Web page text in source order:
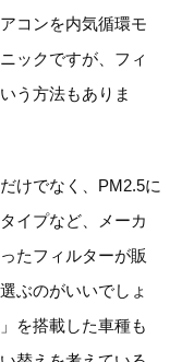
コンを内気循環モ
ックですが、フィ
う方法もありま
けでなく、PM2.5に
イプなど、メーカ
たフィルターが販
ぶのがいいでしょ
を搭載した車種も